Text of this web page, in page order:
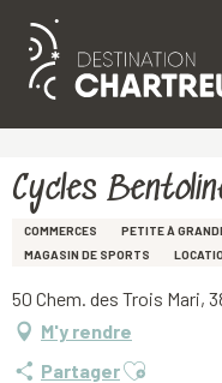
Aller
principal
Cycles
COMMERCES PETITE À
MAGASIN DE SPORTS
50 Chem. des Trois Mari,
M'y rendre
PartagerAjouter